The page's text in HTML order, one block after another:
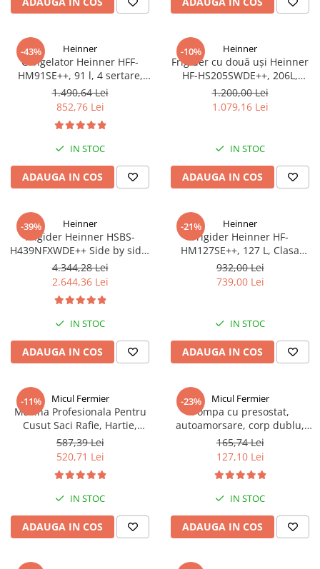
-43% Heinner
Congelator Heinner HFF-
HM91SE++, 91 l, 4 sertare,
Control mecanic, Clasa E, H 85
cm, Argintiu
1.490,64 Lei
852,76 Lei
IN STOC
ADAUGA IN COS
-10% Heinner
Frigider cu două uși Heinner
HF-HS205SWDE++, 206L,
Dozator de apă, Clasa E,
Argintiu
1.200,00 Lei
1.079,16 Lei
IN STOC
ADAUGA IN COS
-39% Heinner
Frigider Heinner HSBS-
H439NFXWDE++ Side by side,
433 l, No Frost, Dozator de
apa, Functie smart, Functie
congelare si racire rapida,
Clasa E, H 176.5 cm, inox
4.344,28 Lei
2.644,36 Lei
IN STOC
ADAUGA IN COS
-21% Heinner
Frigider Heinner HF-
HM127SE++, 127 L, Clasa
energetică E, Dezghețare
automată, Control mecanic cu
termostat ajustabil, Ușă
932,00 Lei
739,00 Lei
IN STOC
ADAUGA IN COS
-11% Micul Fermier
Masina Profesionala Pentru
Cusut Saci Rafie, Hartie,
Panza-Plastic 210w taiere
automata, Micul Fermier GF-
1681
587,39 Lei
520,71 Lei
IN STOC
ADAUGA IN COS
-23% Micul Fermier
Pompa cu presostat,
autoamorsare, corp dublu,
12V, 8 litri / minut, 110PSI, 7.5
bari Pandora
165,74 Lei
127,10 Lei
IN STOC
ADAUGA IN COS